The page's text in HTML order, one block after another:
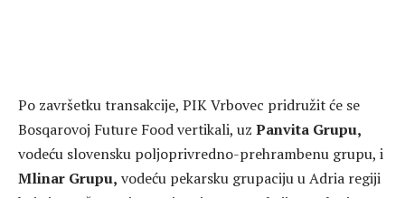
Po završetku transakcije, PIK Vrbovec pridružit će se
Bosqarovoj Future Food vertikali, uz Panvita Grupu,
vodeću slovensku poljoprivredno-prehrambenu grupu, i
Mlinar Grupu, vodeću pekarsku grupaciju u Adria regiji